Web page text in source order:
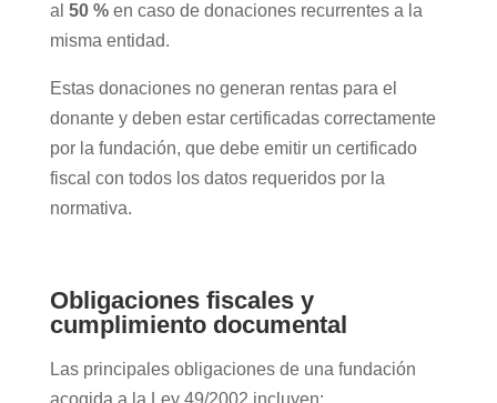
al 50 %en caso de donaciones recurrentes a la
misma entidad.
Estas donaciones no generan rentas para el
donante y deben estar certificadas correctamente
por la fundación, que debe emitir un certificado
fiscal con todos los datos requeridos por la
normativa.
Obligaciones fiscales y
cumplimiento documental
Las principales obligaciones de una fundación
acogida a la Ley 49/2002 incluyen: